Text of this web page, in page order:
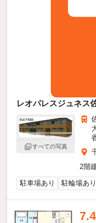
レオパレスジュネス
すべての写真
2階
駐車場あり
駐輪場あり